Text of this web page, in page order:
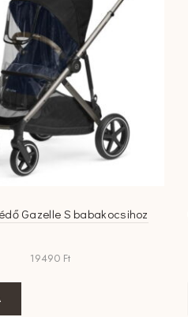
Gazelle S babakocsihoz
19490 Ft